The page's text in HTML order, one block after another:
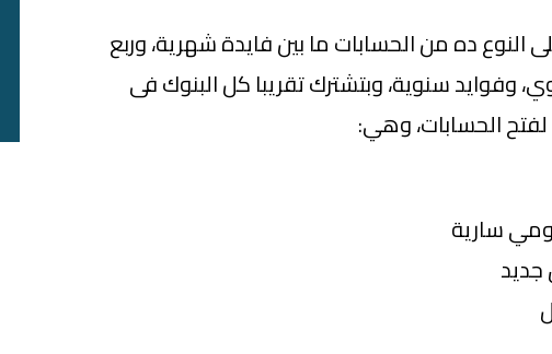
النوع ده من الحسابات ما بين فايدة شهرية، وربع
وفوايد سنوية، وبتشترك تقريبا كل البنوك فى
لفتح الحسابات، وهي:
سارية